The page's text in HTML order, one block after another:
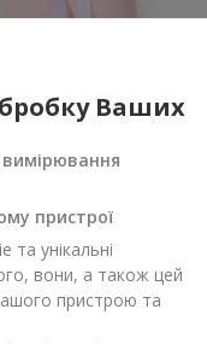
Ваших
пристрої
унікальні
вони, а також цей
пристрою та